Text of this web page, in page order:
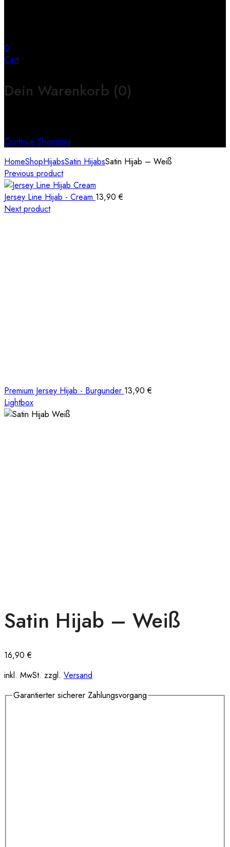
0
Cart
Dein Warenkorb (0)
Continue Shopping
HomeShopHijabsSatin HijabsSatin Hijab – Weiß
Previous product
Jersey Line Hijab - Cream 13,90€
Next product
Premium Jersey Hijab - Burgunder 13,90€
Lightbox
Satin Hijab – Weiß
16,90€
inkl. MwSt. zzgl. Versand
Garantierter sicherer Zahlungsvorgang